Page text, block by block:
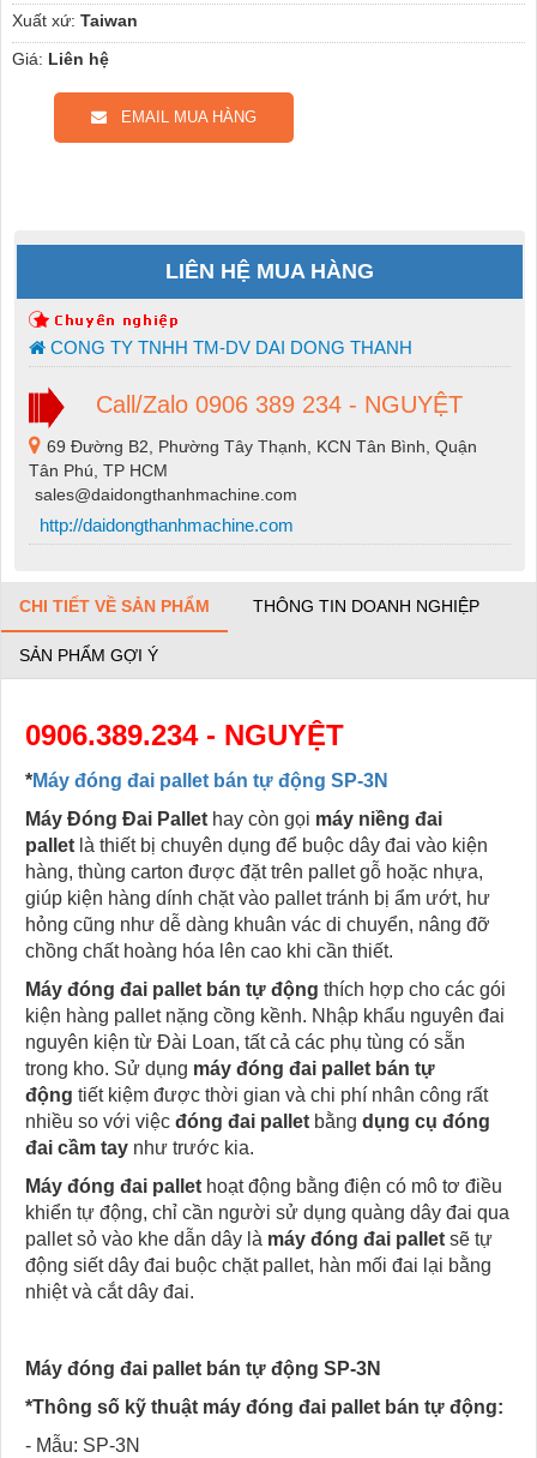
Xuất xứ: Taiwan
Giá: Liên hệ
EMAIL MUA HÀNG
LIÊN HỆ MUA HÀNG
CONG TY TNHH TM-DV DAI DONG THANH
Call/Zalo 0906 389 234 - NGUYỆT
69 Đường B2, Phường Tây Thạnh, KCN Tân Bình, Quận
Tân Phú, TP HCM
sales@daidongthanhmachine.com
http://daidongthanhmachine.com
CHI TIẾT VỀ SẢN PHẨM THÔNG TIN DOANH NGHIỆP
SẢN PHẨM GỢI Ý
0906.389.234 - NGUYỆT
*Máy đóng đai pallet bán tự động SP-3N
Máy Đóng Đai Pallet hay còn gọi máy niềng đai
pallet là thiết bị chuyên dụng để buộc dây đai vào kiện
hàng, thùng carton được đặt trên pallet gỗ hoặc nhựa,
giúp kiện hàng dính chặt vào pallet tránh bị ẩm ướt, hư
hỏng cũng như dễ dàng khuân vác di chuyển, nâng đỡ
chồng chất hoàng hóa lên cao khi cần thiết.
Máy đóng đai pallet bán tự động thích hợp cho các gói
kiện hàng pallet nặng cồng kềnh. Nhập khẩu nguyên đai
nguyên kiện từ Đài Loan, tất cả các phụ tùng có sẵn
trong kho. Sử dụng máy đóng đai pallet bán tự
động tiết kiệm được thời gian và chi phí nhân công rất
nhiều so với việc đóng đai pallet bằng dụng cụ đóng
đai cầm tay như trước kia.
Máy đóng đai pallet hoạt động bằng điện có mô tơ điều
khiển tự động, chỉ cần người sử dụng quàng dây đai qua
pallet sỏ vào khe dẫn dây là máy đóng đai pallet sẽ tự
động siết dây đai buộc chặt pallet, hàn mối đai lại bằng
nhiệt và cắt dây đai.
Máy đóng đai pallet bán tự động SP-3N
*Thông số kỹ thuật máy đóng đai pallet bán tự động:
- Mẫu: SP-3N